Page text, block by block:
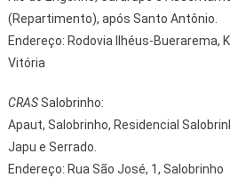
(Repartimento), após Santo Antônio.
Endereço: Rodovia Ilhéus-Buerarema,
Vitória
CRASSalobrinho:
Apaut, Salobrinho, Residencial
Japu e Serrado.
Endereço: Rua São José, 1, Salobrinho